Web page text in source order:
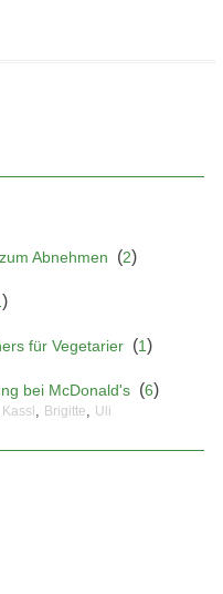
Abnehmen (2)
)
für Vegetarier (1)
bei McDonald's (6)
Kassl , Brigitte, Uli